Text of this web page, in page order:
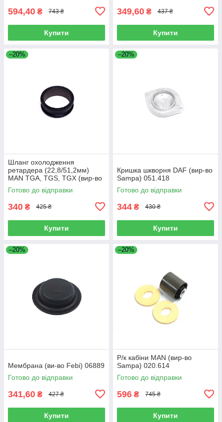
594,40 ₴ 743 ₴
Купити
349,60 ₴ 437 ₴
Купити
–20%
Шланг охолодження
ретардера (22,8/51,2мм)
MAN TGA, TGS, TGX (вир-во
Sampa) 023.258
Готово до відправки
340 ₴ 425 ₴
Купити
–20%
Кришка шкворня DAF (вир-во
Sampa) 051.418
Готово до відправки
344 ₴ 430 ₴
Купити
–20%
Мембрана (ви-во Febi) 06889
Готово до відправки
341,60 ₴ 427 ₴
Купити
–20%
Р/к кабіни MAN (вир-во
Sampa) 020.614
Готово до відправки
596 ₴ 745 ₴
Купити